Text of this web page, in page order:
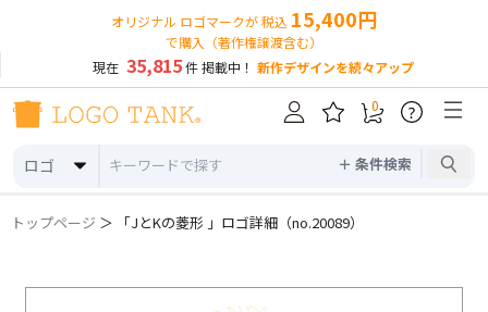
オリジナル ロゴマークが 税込 15,400円
で購入（著作権譲渡含む）
現在 35,815件 掲載中！ 新作デザインを続々アップ
ロゴ ＋ 条件検索
0 ?
トップページ ＞ 「JとKの菱形 」ロゴ詳細（no.20089）